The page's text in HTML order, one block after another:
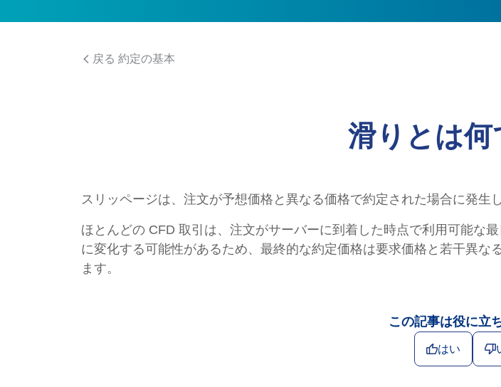
戻る 約定の基本
滑りとは何
スリッページは、注文が予想価格と異なる価格で約定された場合に発生し
ほとんどの CFD 取引は、注文がサーバーに到着した時点で利用可能な
に変化する可能性があるため、最終的な約定価格は要求価格と若干異
ます。
この記事は役に立
はい